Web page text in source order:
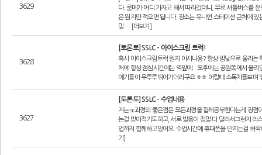
3629
다. 룸메가 어디 가자고 해서 따라갔더니, 무료 셔틀버스를
은 뭔지만 적으면 됩니다. 장소는 유니언 스테이션 근처에
밀 … [더보기]
3628
[토론토] SSLC - 아이스크림 트럭!
혹시 아이스크림트럭 뭔지 아시나용? 항상 밤낮으로 울리
처에 항상 점심시간에는 역앞에... 오후에는 공원쪽에서 울
애기들이 우루루뛰어가더라구요 ㅎㅎ 어릴때 소독차를보
3627
[토론토] SSLC - 수업내용
저는 sc과정의 좋은점은 모든과정을 함께공부한다는게 장
는걸 받아적기도하고, 서로 발음이 정말 다 달라서그런지
업까지 함께하고있어요. 수업시간에 휴대폰을 만지는걸 허
기]